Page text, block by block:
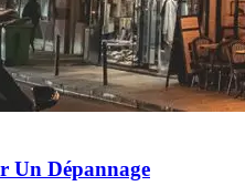
Un Dépannage